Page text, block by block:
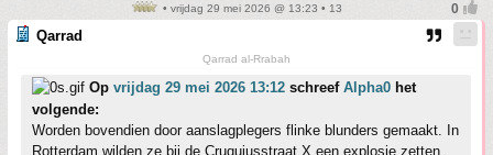
• vrijdag 29 mei 2026 @ 13:23 • 13
Qarrad
Qarrad al-Rrabah
Op vrijdag 29 mei 2026 13:12 schreef Alpha0 het
volgende:
Worden bovendien door aanslagplegers flinke blunders gemaakt. In
Rotterdam wilden ze bij de Cruquiusstraat X een explosie zetten.